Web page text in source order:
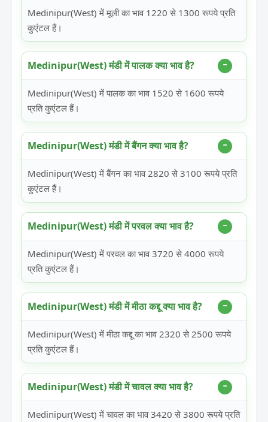
Medinipur(West) में मूली का भाव 1220 से 1300 रूपये प्रति
कुएंटल हैं।
Medinipur(West) मंडी में पालक क्या भाव है?
Medinipur(West) में पालक का भाव 1520 से 1600 रूपये
प्रति कुएंटल हैं।
Medinipur(West) मंडी में बैंगन क्या भाव है?
Medinipur(West) में बैंगन का भाव 2820 से 3100 रूपये प्रति
कुएंटल हैं।
Medinipur(West) मंडी में परवल क्या भाव है?
Medinipur(West) में परवल का भाव 3720 से 4000 रूपये
प्रति कुएंटल हैं।
Medinipur(West) मंडी में मीठा कद्दू क्या भाव है?
Medinipur(West) में मीठा कद्दू का भाव 2320 से 2500 रूपये
प्रति कुएंटल हैं।
Medinipur(West) मंडी में चावल क्या भाव है?
Medinipur(West) में चावल का भाव 3420 से 3800 रूपये प्रति